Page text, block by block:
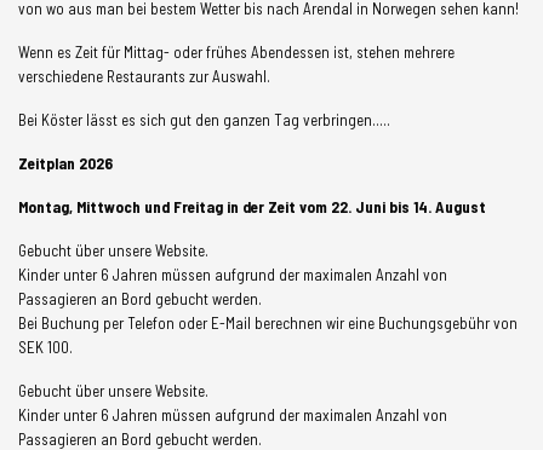
von wo aus man bei bestem Wetter bis nach Arendal in Norwegen sehen kann!
Wenn es Zeit für Mittag- oder frühes Abendessen ist, stehen mehrere
verschiedene Restaurants zur Auswahl.
Bei Köster lässt es sich gut den ganzen Tag verbringen.....
Zeitplan 2026
Montag, Mittwoch und Freitag in der Zeit vom 22. Juni bis 14. August
Gebucht über unsere Website.
Kinder unter 6 Jahren müssen aufgrund der maximalen Anzahl von
Passagieren an Bord gebucht werden.
Bei Buchung per Telefon oder E-Mail berechnen wir eine Buchungsgebühr von
SEK 100.
Gebucht über unsere Website.
Kinder unter 6 Jahren müssen aufgrund der maximalen Anzahl von
Passagieren an Bord gebucht werden.